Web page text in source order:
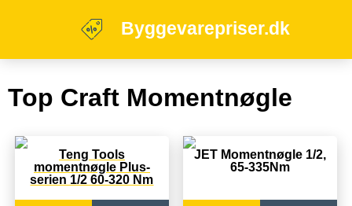
Byggevarepriser.dk
Top Craft Momentnøgle
Teng Tools
momentnøgle Plus-
serien 1/2 60-320 Nm
JET Momentnøgle 1/2,
65-335Nm